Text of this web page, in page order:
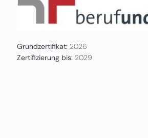
Grundzertifikat: 2026
Zertifizierung bis: 2029